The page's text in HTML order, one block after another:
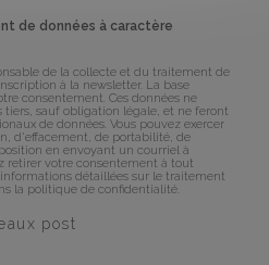
de données à caractère
de la collecte et du traitement de
à la newsletter. La base
consentement. Ces données ne
sauf obligation légale, et ne feront
de données. Vous pouvez exercer
d'effacement, de portabilité, de
en envoyant un courriel à
retirer votre consentement à tout
détaillées sur le traitement
la politique de confidentialité
post